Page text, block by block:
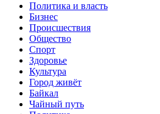
Политика и власть
Бизнес
Происшествия
Общество
Cпорт
Здоровье
Культура
Город живёт
Байкал
Чайный путь